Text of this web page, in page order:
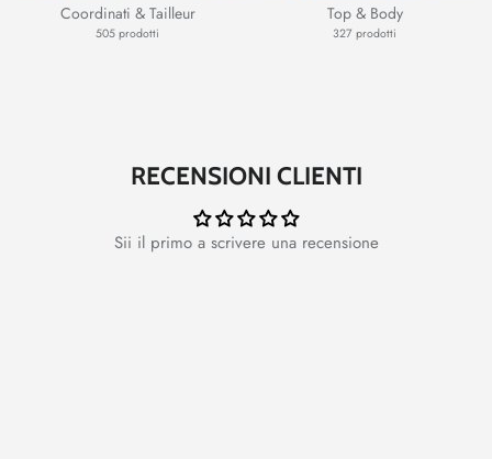
Coordinati & Tailleur
505 prodotti
Top & Body
327 prodotti
RECENSIONI CLIENTI
Sii il primo a scrivere una recensione